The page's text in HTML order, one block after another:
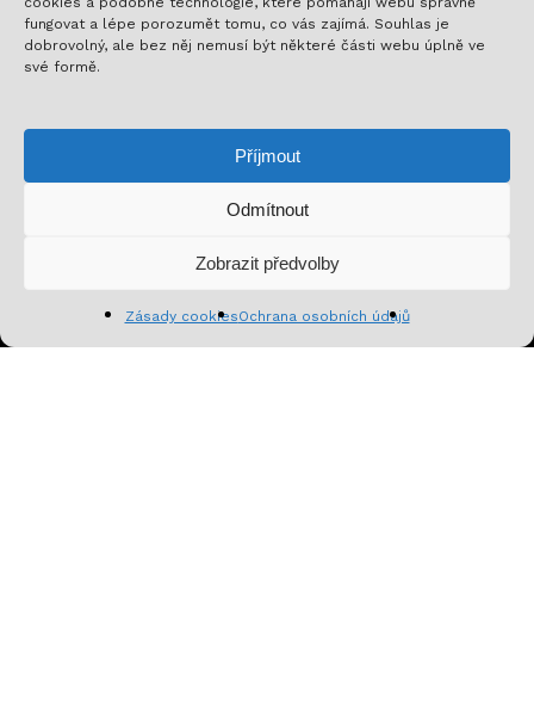
fungovat a lépe porozumět tomu, co vás zajímá. Souhlas je
dobrovolný, ale bez něj nemusí být některé části webu úplně ve
své formě.
Příjmout
Odmítnout
Zobrazit předvolby
Zásady cookiesOchrana osobních údajů
Nech si posílat to nejlepší!
speciální nabídky a inspirativní obsah. Přinášíme ti
jen to, co stojí za to!